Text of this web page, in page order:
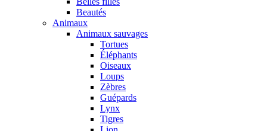
Beautés
Animaux
Animaux sauvages
Tortues
Éléphants
Oiseaux
Loups
Zèbres
Guépards
Lynx
Tigres